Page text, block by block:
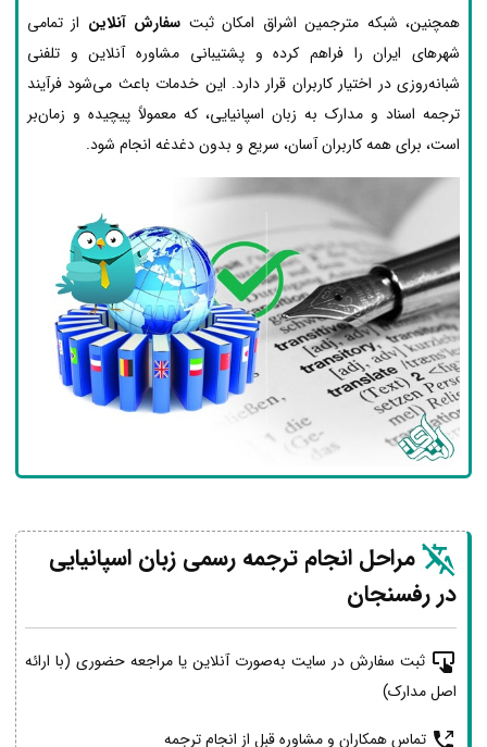
همچنین، شبکه مترجمین اشراق امکان ثبت سفارش آنلاین از تمامی
شهرهای ایران را فراهم کرده و پشتیبانی مشاوره آنلاین و تلفنی
شبانه‌روزی در اختیار کاربران قرار دارد. این خدمات باعث می‌شود فرآیند
ترجمه اسناد و مدارک به زبان اسپانیایی، که معمولاً پیچیده و زمان‌بر
است، برای همه کاربران آسان، سریع و بدون دغدغه انجام شود.
مراحل انجام ترجمه رسمی زبان اسپانیایی
در رفسنجان
ثبت سفارش در سایت به‌صورت آنلاین یا مراجعه حضوری (با ارائه
اصل مدارک)
تماس همکاران و مشاوره قبل از انجام ترجمه